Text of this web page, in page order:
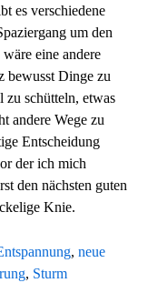
es verschiedene
um den
eine andere
bewusst Dinge zu
zu schütteln, etwas
andere Wege zu
Entscheidung
der ich mich
den nächsten guten
Knie.
, neue
, Sturm